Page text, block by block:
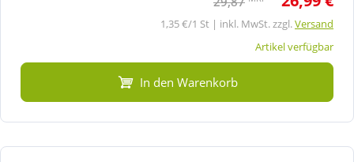
1,35 €/1 St | inkl. MwSt. zzgl.Versand
Artikel verfügbar
In den Warenkorb